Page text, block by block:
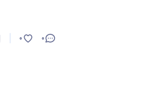
0
0